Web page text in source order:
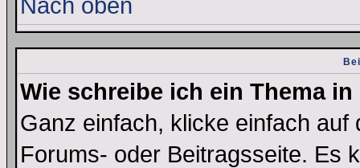
Nach oben
Wie schreibe ich ein Thema
Ganz einfach, klicke einfach
Forums- oder Beitragsseite. Es